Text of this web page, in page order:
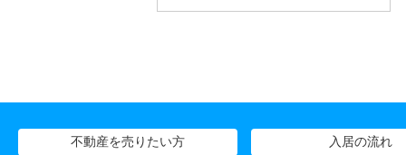
不動産を売りたい方 入居の流れ